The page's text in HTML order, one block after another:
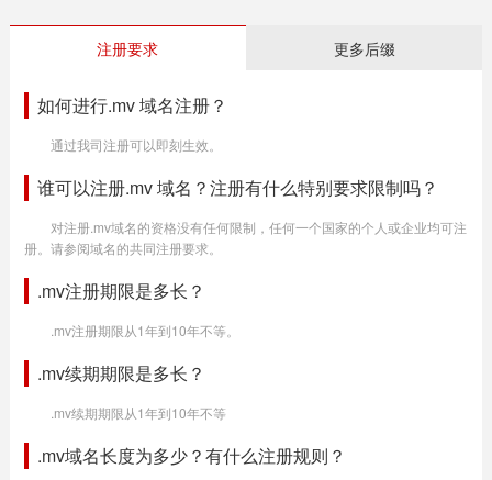
注册要求 更多后缀
如何进行.mv 域名注册？
通过我司注册可以即刻生效。
谁可以注册.mv 域名？注册有什么特别要求限制吗？
对注册.mv域名的资格没有任何限制，任何一个国家的个人或企业均可注
册。请参阅域名的共同注册要求。
.mv注册期限是多长？
.mv注册期限从1年到10年不等。
.mv续期期限是多长？
.mv续期期限从1年到10年不等
.mv域名长度为多少？有什么注册规则？